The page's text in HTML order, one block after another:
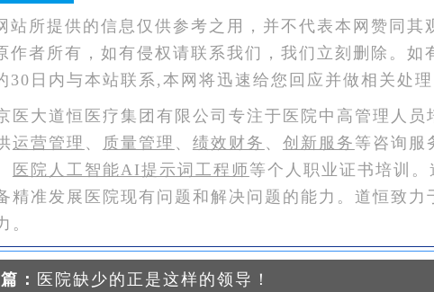
站所提供的信息仅供参考之用，并不代表本网赞同
作者所有，如有侵权请联系我们，我们立刻删除。
30日内与本站联系,本网将迅速给您回应并做相关处理
医大道恒医疗集团有限公司专注于医院中高管理人
运营管理 、 质量管理 、 绩效财务 、 创新服务 等咨询服
医院人工智能AI提示词工程师 等个人职业证书培训
精准发展医院现有问题和解决问题的能力。道恒致
。
： 医院缺少的正是这样的领导！